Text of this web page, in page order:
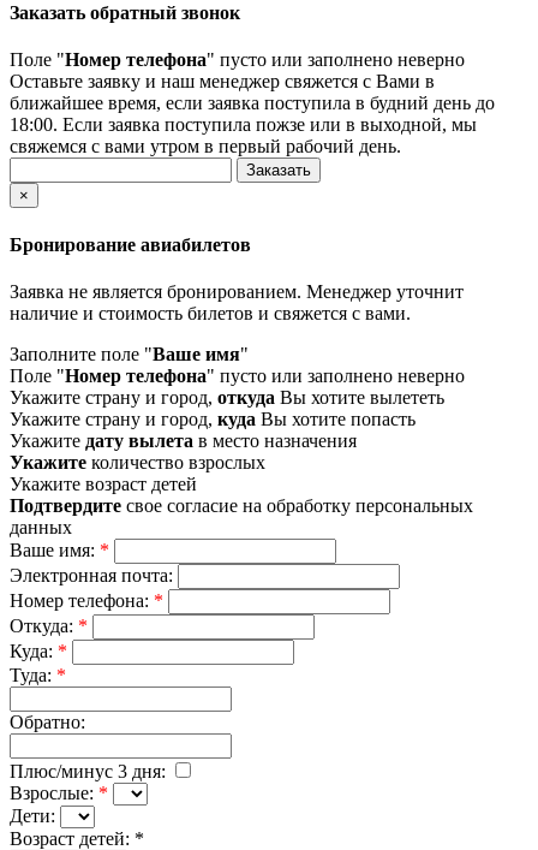
Заказать обратный звонок
Поле "Номер телефона" пусто или заполнено неверно
Оставьте заявку и наш менеджер свяжется с Вами в
ближайшее время, если заявка поступила в будний день до
18:00. Если заявка поступила пожзе или в выходной, мы
свяжемся с вами утром в первый рабочий день.
×
Бронирование авиабилетов
Заявка не является бронированием. Менеджер уточнит
наличие и стоимость билетов и свяжется с вами.
Заполните поле "Ваше имя"
Поле "Номер телефона" пусто или заполнено неверно
Укажите страну и город, откуда Вы хотите вылететь
Укажите страну и город, куда Вы хотите попасть
Укажите дату вылета в место назначения
Укажите количество взрослых
Укажите возраст детей
Подтвердите свое согласие на обработку персональных
данных
Ваше имя: *
Электронная почта:
Номер телефона: *
Откуда: *
Куда: *
Туда: *
Обратно:
Плюс/минус 3 дня:
Взрослые: *
Дети:
Возраст детей: *